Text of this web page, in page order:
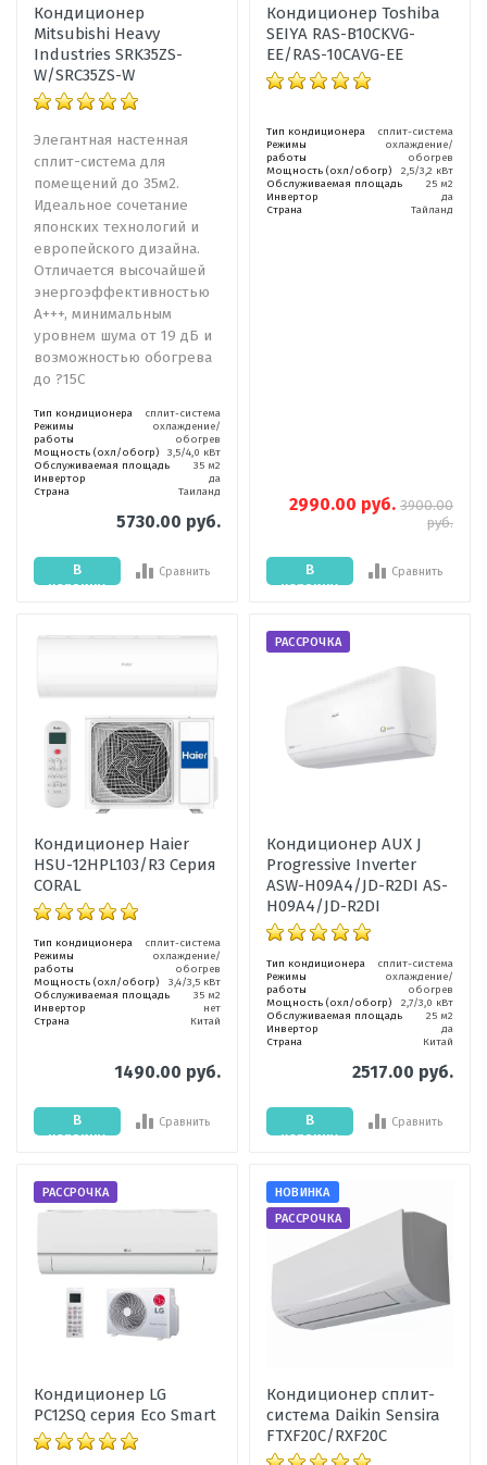
Кондиционер
Mitsubishi Heavy
Industries SRK35ZS-
W/SRC35ZS-W
Элегантная настенная
сплит-система для
помещений до 35м2.
Идеальное сочетание
японских технологий и
европейского дизайна.
Отличается высочайшей
энергоэффективностью
A+++, минимальным
уровнем шума от 19 дБ и
возможностью обогрева
до ?15C
Тип кондиционера
сплит-система
Режимы
работы
охлаждение/
обогрев
Мощность (охл/обогр)
3,5/4,0 кВт
Обслуживаемая площадь
35 м2
Инвертор
да
Страна
Таиланд
5730.00 руб.
В
корзину
Сравнить
Кондиционер Toshiba
SEIYA RAS-B10CKVG-
EE/RAS-10CAVG-EE
Тип кондиционера
сплит-система
Режимы
работы
охлаждение/
обогрев
Мощность (охл/обогр)
2,5/3,2 кВт
Обслуживаемая площадь
25 м2
Инвертор
да
Страна
Тайланд
2990.00 руб. 3900.00
руб.
В
корзину
Сравнить
Кондиционер Haier
HSU-12HPL103/R3 Серия
CORAL
Тип кондиционера
сплит-система
Режимы
работы
охлаждение/
обогрев
Мощность (охл/обогр)
3,4/3,5 кВт
Обслуживаемая площадь
35 м2
Инвертор
нет
Страна
Китай
1490.00 руб.
В
корзину
Сравнить
РАССРОЧКА
Кондиционер AUX J
Progressive Inverter
ASW-H09A4/JD-R2DI AS-
H09A4/JD-R2DI
Тип кондиционера
сплит-система
Режимы
работы
охлаждение/
обогрев
Мощность (охл/обогр)
2,7/3,0 кВт
Обслуживаемая площадь
25 м2
Инвертор
да
Страна
Китай
2517.00 руб.
В
корзину
Сравнить
РАССРОЧКА
Кондиционер LG
PC12SQ серия Eco Smart
НОВИНКА
РАССРОЧКА
Кондиционер сплит-
система Daikin Sensira
FTXF20C/RXF20C